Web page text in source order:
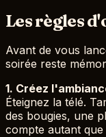
Les règles
Avant de vous
soirée reste
1. Créez
Éteignez la télé.
des bougies, une
compte autant que